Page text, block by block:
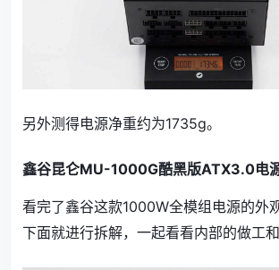
另外测得电源净重约为1735g。
鑫谷昆仑MU-1000G酷黑版ATX3.0电
看完了鑫谷这款1000W全模组电源的外
下面就进行拆解，一起看看内部的做工和